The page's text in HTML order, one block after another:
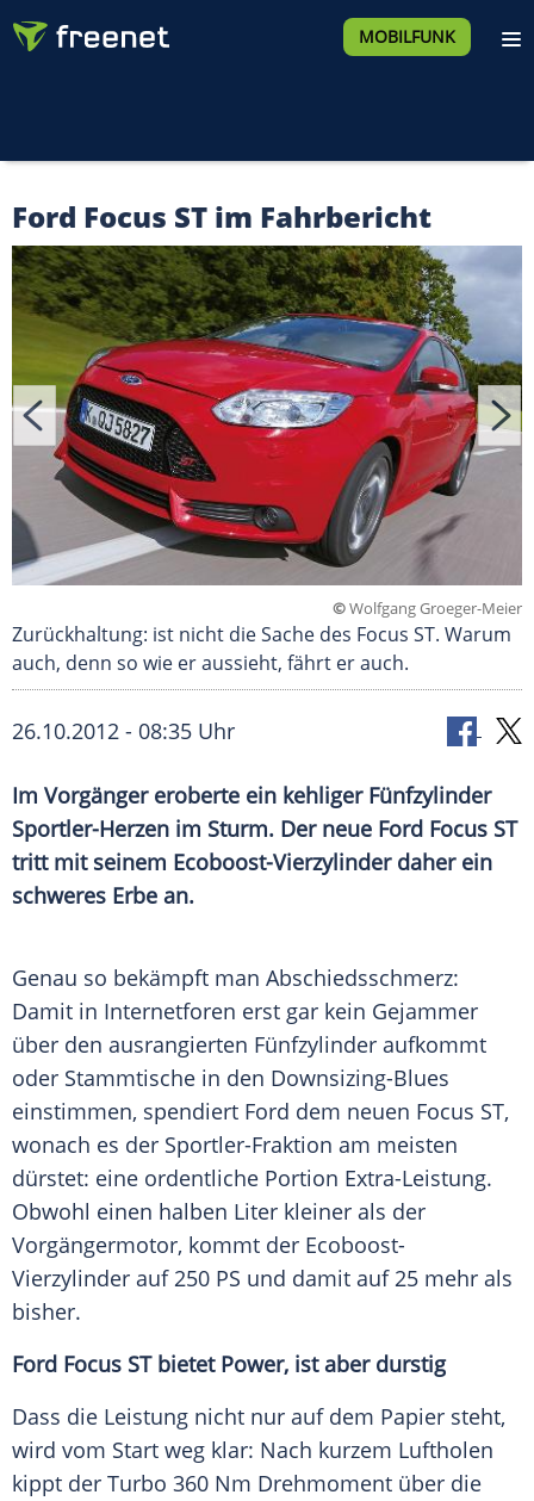
MOBILFUNK
Ford Focus ST im Fahrbericht
©Wolfgang Groeger-Meier
Zurückhaltung: ist nicht die Sache des Focus ST. Warum
auch, denn so wie er aussieht, fährt er auch.
26.10.2012 - 08:35 Uhr
Im Vorgänger eroberte ein kehliger Fünfzylinder
Sportler-Herzen im Sturm. Der neue Ford Focus ST
tritt mit seinem Ecoboost-Vierzylinder daher ein
schweres Erbe an.
Genau so bekämpft man Abschiedsschmerz:
Damit in Internetforen erst gar kein Gejammer
über den ausrangierten Fünfzylinder aufkommt
oder Stammtische in den Downsizing-Blues
einstimmen, spendiert Ford dem neuen Focus ST,
wonach es der Sportler-Fraktion am meisten
dürstet: eine ordentliche Portion Extra-Leistung.
Obwohl einen halben Liter kleiner als der
Vorgängermotor, kommt der Ecoboost-
Vierzylinder auf 250 PS und damit auf 25 mehr als
bisher.
Ford Focus ST bietet Power, ist aber durstig
Dass die Leistung nicht nur auf dem Papier steht,
wird vom Start weg klar: Nach kurzem Luftholen
kippt der Turbo 360 Nm Drehmoment über die